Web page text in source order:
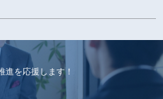
進を応援します！